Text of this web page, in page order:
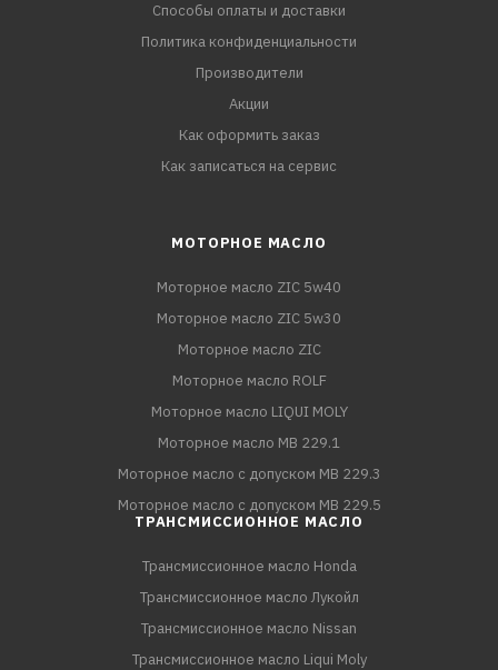
Способы оплаты и доставки
Политика конфиденциальности
Производители
Акции
Как оформить заказ
Как записаться на сервис
МОТОРНОЕ МАСЛО
Моторное масло ZIC 5w40
Моторное масло ZIC 5w30
Моторное масло ZIC
Моторное масло ROLF
Моторное масло LIQUI MOLY
Моторное масло MB 229.1
Моторное масло с допуском MB 229.3
Моторное масло с допуском MB 229.5
ТРАНСМИССИОННОЕ МАСЛО
Трансмиссионное масло Honda
Трансмиссионное масло Лукойл
Трансмиссионное масло Nissan
Трансмиссионное масло Liqui Moly